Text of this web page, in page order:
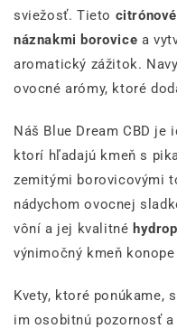
sviežosť. Tieto citrónové
náznakmi borovice a
aromatický zážitok.
ovocné arómy, ktoré
Náš Blue Dream CBD je
ktorí hľadajú kmeň s
zemitými borovicovými
nádychom ovocnej
vôní a jej kvalitné
výnimočný kmeň
Kvety, ktoré ponúkame,
im osobitnú pozornosť